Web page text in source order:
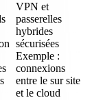
VPN et
passerelles
hybrides
sécurisées
Exemple :
connexions
entre le sur site
et le cloud